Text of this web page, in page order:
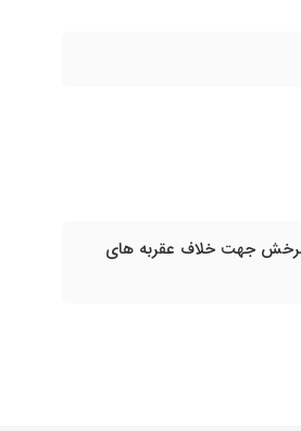
جهت خلاف عقربه های